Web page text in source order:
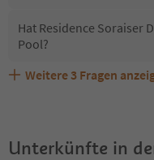
Hat Residence Soraiser
Pool?
Sind Haustiere in der
Welche Services bietet
Erhalten die Gäste von
Weitere 3 Fragen
Unterkünfte in